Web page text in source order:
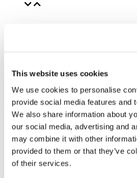
This website uses cookies
We use cookies to personalise
provide social media features and
We also share information about
our social media, advertising and
may combine it with other
provided to them or that they’ve
of their services.